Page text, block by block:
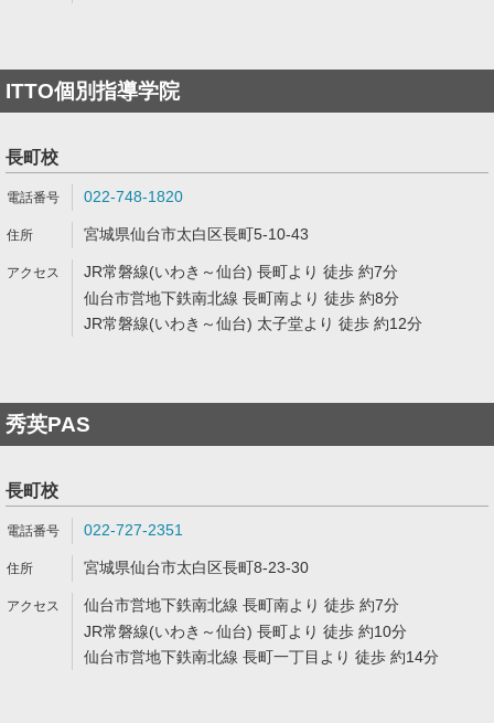
ITTO個別指導学院
長町校
022-748-1820
宮城県仙台市太白区長町5-10-43
JR常磐線(いわき～仙台) 長町より 徒歩 約7分
仙台市営地下鉄南北線 長町南より 徒歩 約8分
JR常磐線(いわき～仙台) 太子堂より 徒歩 約12分
秀英PAS
長町校
022-727-2351
宮城県仙台市太白区長町8-23-30
仙台市営地下鉄南北線 長町南より 徒歩 約7分
JR常磐線(いわき～仙台) 長町より 徒歩 約10分
仙台市営地下鉄南北線 長町一丁目より 徒歩 約14分